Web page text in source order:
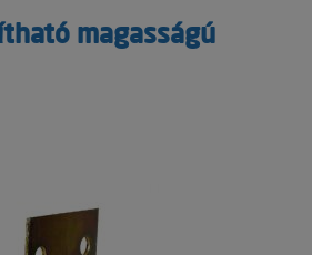
magasságú